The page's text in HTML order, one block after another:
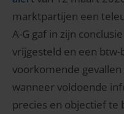
marktpartijen een
A-G gaf in zijn
vrijgesteld en een btw-
voorkomende
wanneer voldoende
precies en objectief te